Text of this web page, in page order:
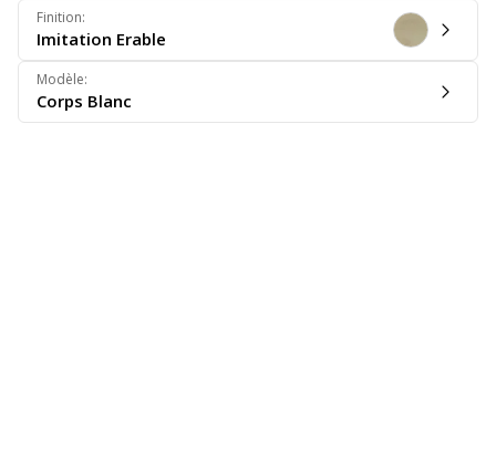
Finition:
Imitation Erable
Modèle:
Corps Blanc